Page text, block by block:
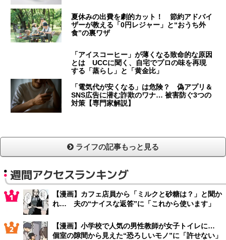
夏休みの出費を劇的カット！ 節約アドバイ
ザーが教える「0円レジャー」と“おうち外
食”の裏ワザ
「アイスコーヒー」が薄くなる致命的な原因
とは UCCに聞く、自宅でプロの味を再現
する「蒸らし」と「黄金比」
「電気代が安くなる」は危険？ 偽アプリ＆
SNS広告に潜む詐欺のワナ… 被害防ぐ3つの
対策【専門家解説】
ライフの記事もっと見る
週間アクセスランキング
【漫画】カフェ店員から「ミルクと砂糖は？」と聞か
れ… 夫の“ナイスな返答”に「これから使います」
【漫画】小学校で人気の男性教師が女子トイレに…
個室の隙間から見えた“恐ろしいモノ”に「許せない」